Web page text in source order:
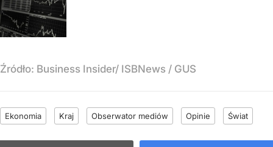
Źródło: Business Insider/ ISBNews / GUS
Ekonomia Kraj Obserwator mediów Opinie Świat